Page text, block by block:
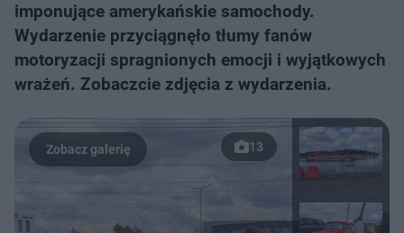
imponujące amerykańskie samochody.
Wydarzenie przyciągnęło tłumy fanów
motoryzacji spragnionych emocji i wyjątkowych
wrażeń. Zobaczcie zdjęcia z wydarzenia.
13